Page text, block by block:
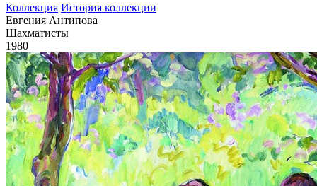
Коллекция История коллекции
Евгения Антипова
Шахматисты
1980